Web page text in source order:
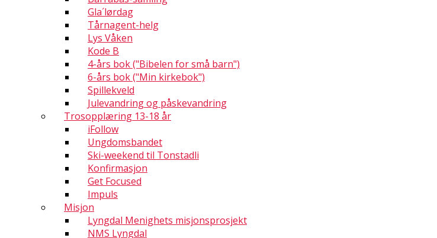
Gla´lørdag
Tårnagent-helg
Lys Våken
Kode B
4-års bok ("Bibelen for små barn")
6-års bok ("Min kirkebok")
Spillekveld
Julevandring og påskevandring
Trosopplæring 13-18 år
iFollow
Ungdomsbandet
Ski-weekend til Tonstadli
Konfirmasjon
Get Focused
Impuls
Misjon
Lyngdal Menighets misjonsprosjekt
NMS Lyngdal